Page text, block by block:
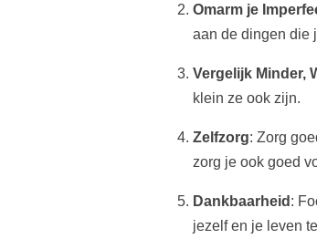
Omarm je
aan de dingen die
Vergelijk Minder,
klein ze ook zijn.
Zelfzorg: Zorg
zorg je ook goed
Dankbaarheid :
jezelf en je leven